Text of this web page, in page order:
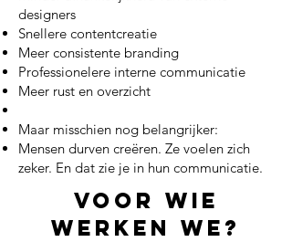
designers
Snellere contentcreatie
Meer consistente branding
Professionelere interne communicatie
Meer rust en overzicht
Maar misschien nog belangrijker:
Mensen durven creëren. Ze voelen zich
zeker. En dat zie je in hun communicatie.
Voor wie
werken we?